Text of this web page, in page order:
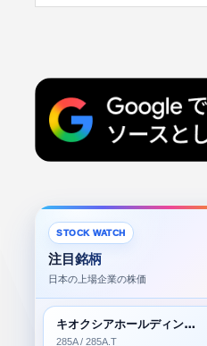
STOCK WATCH
注目銘柄
日本の上場企業の株価
キオクシアホールディングス株式会社
285A / 285A.T